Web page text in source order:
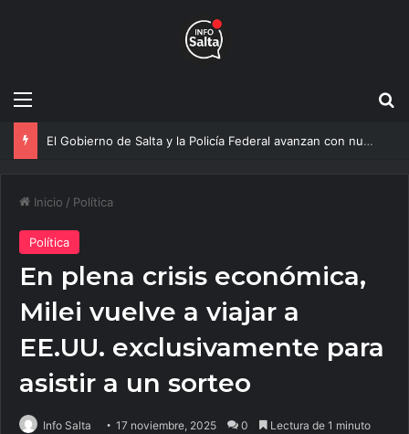
Menú
Más agua para Salta: Construyen una obra clave que mejorará el servicio a 20 mil vecinos
Inicio / Política
Política
En plena crisis económica,
Milei vuelve a viajar a
EE.UU. exclusivamente para
asistir a un sorteo
Info Salta 17 noviembre, 2025 0 Lectura de 1 minuto